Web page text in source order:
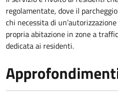
regolamentate, dove il
chi necessita di
propria abitazione in zone a
dedicata ai residenti.